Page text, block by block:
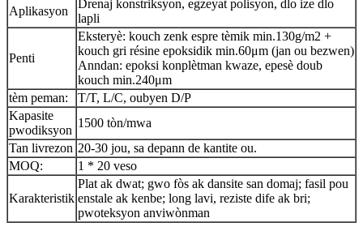
Aplikasyon
Drenaj konstriksyon, egzeyat polisyon, dlo ize dlo
lapli
Penti
Eksteryè: kouch zenk espre tèmik min.130g/m2 +
kouch gri résine epoksidik min.60μm (jan ou bezwen)
Anndan: epoksi konplètman kwaze, epesè doub
kouch min.240μm
tèm peman:
T/T, L/C, oubyen D/P
Kapasite
pwodiksyon
1500 tòn/mwa
Tan livrezon 20-30 jou, sa depann de kantite ou.
MOQ:
1 * 20 veso
Karakteristik
Plat ak dwat; gwo fòs ak dansite san domaj; fasil pou
enstale ak kenbe; long lavi, reziste dife ak bri;
pwoteksyon anviwònman